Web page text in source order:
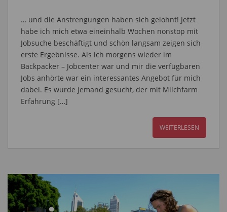
… und die Anstrengungen haben sich gelohnt! Jetzt
habe ich mich etwa eineinhalb Wochen nonstop mit
Jobsuche beschäftigt und schön langsam zeigen sich
erste Ergebnisse. Als ich morgens wieder im
Backpacker – Jobcenter war und mir die verfügbaren
Jobs anhörte war ein interessantes Angebot für mich
dabei. Es wurde jemand gesucht, der mit Milchfarm
Erfahrung […]
WEITERLESEN